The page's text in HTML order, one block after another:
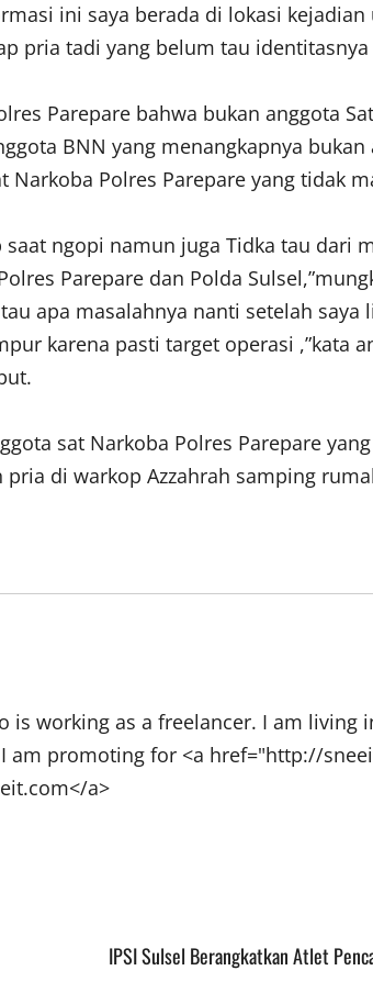
ini saya berada di lokasi
pria tadi yang belum tau
Parepare bahwa bukan anggota
BNN yang menangkapnya
Narkoba Polres Parepare yang tidak
ngopi namun juga Tidka tau dari
Parepare dan Polda
apa masalahnya nanti setelah saya
karena pasti target operasi ,”kata
sat Narkoba Polres Parepare
di warkop Azzahrah samping
is working as a freelancer. I am living
am promoting for <a href="http://
a>
IPSI Sulsel Berangkatkan Atlet